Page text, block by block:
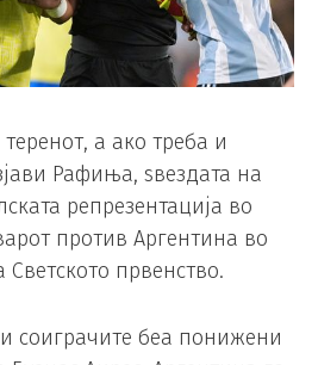
а ако треба и
Рафиња, ѕвездата на
репрезентација во
против Аргентина во
првенство.
соиграчите беа понижени